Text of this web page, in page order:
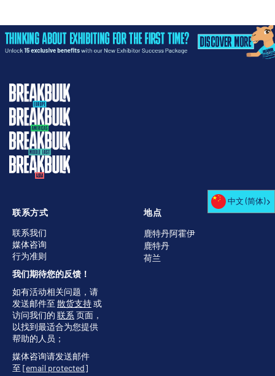
地点
鹿特丹阿霍伊
鹿特丹
荷兰
联系方式
联系我们
媒体咨询
行为准则
我们期待您的反馈！
如有活动相关问题，请
发送邮件至 散货支持或
访问我们的 联系 页面，
以找到最适合为您提供
帮助的人员；
媒体咨询请发送邮件
至 [email protected]
中文 (简体)